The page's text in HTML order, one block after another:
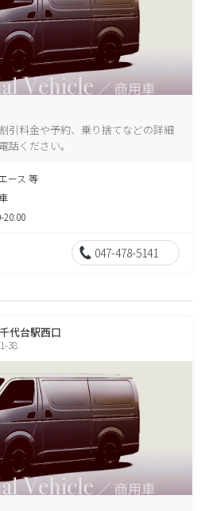
引料金や予約、乗り捨てなどの詳細
話ください。
ース 等
20:00
047-478-5141
代台駅西口
38